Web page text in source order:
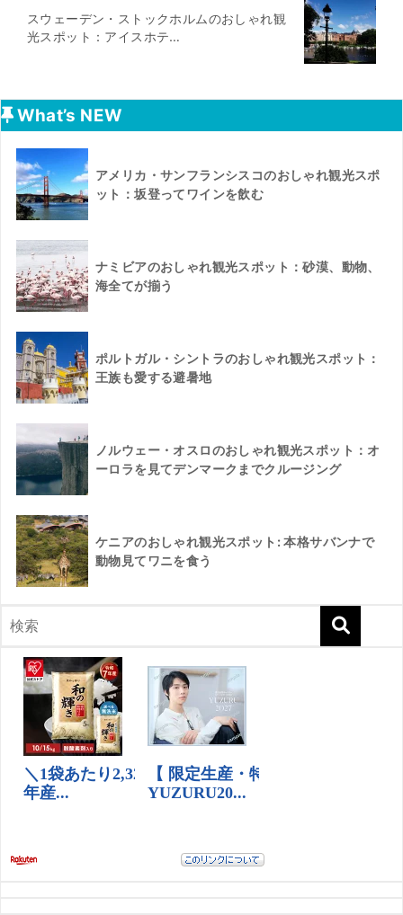
スウェーデン・ストックホルムのおしゃれ観
光スポット：アイスホテ…
What’s NEW
アメリカ・サンフランシスコのおしゃれ観光スポ
ット：坂登ってワインを飲む
ナミビアのおしゃれ観光スポット：砂漠、動物、
海全てが揃う
ポルトガル・シントラのおしゃれ観光スポット：
王族も愛する避暑地
ノルウェー・オスロのおしゃれ観光スポット：オ
ーロラを見てデンマークまでクルージング
ケニアのおしゃれ観光スポット: 本格サバンナで
動物見てワニを食う